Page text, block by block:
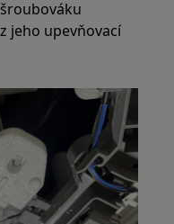
jeho upevňovací